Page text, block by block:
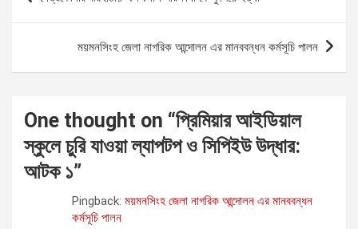
ময়মনসিংহ জেলা নাগরিক আন্দোলন এর মানববন্ধন কর্মসূচি পালন
One thought on “প্রিমিয়ার আইডিয়াল
স্কুলে চুরি যাওয়া ল্যাপটপ ও সিপিইউ উদ্ধার:
আটক ১”
Pingback: ময়মনসিংহ জেলা নাগরিক আন্দোলন এর মানববন্ধন
কর্মসূচি পালন